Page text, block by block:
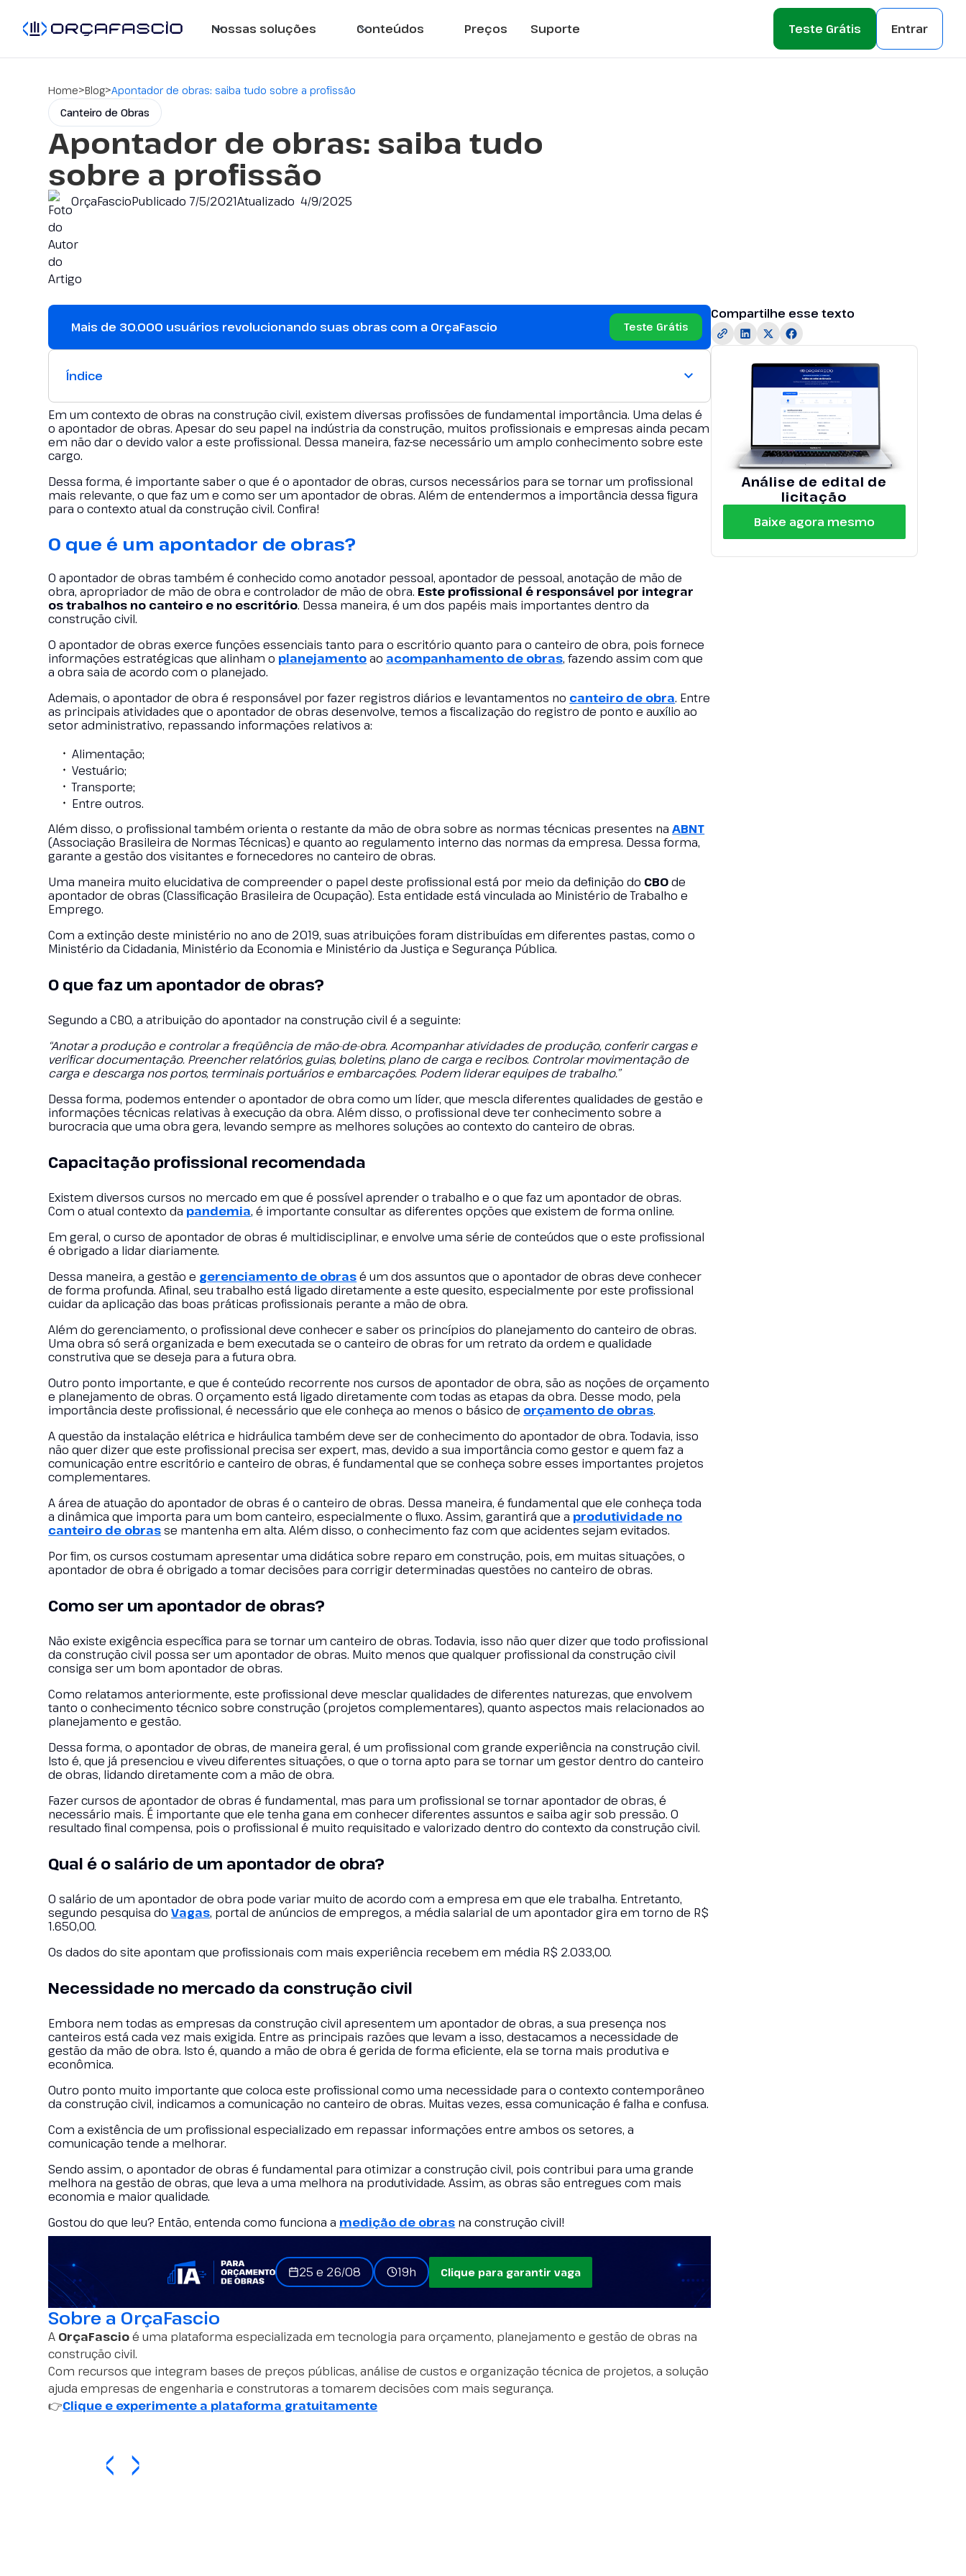
Nossas soluções Conteúdos Preços Suporte Teste Grátis Entrar
Home>Blog>Apontador de obras: saiba tudo sobre a profissão
Canteiro de Obras
Apontador de obras: saiba tudo
sobre a profissão
OrçaFascioPublicado 7/5/2021Atualizado4/9/2025
Mais de 30.000 usuários revolucionando suas obras com a OrçaFascio Teste Grátis
Índice
Em um contexto de obras na construção civil, existem diversas profissões de fundamental importância. Uma delas é
o apontador de obras. Apesar do seu papel na indústria da construção, muitos profissionais e empresas ainda pecam
em não dar o devido valor a este profissional. Dessa maneira, faz-se necessário um amplo conhecimento sobre este
cargo.
Dessa forma, é importante saber o que é o apontador de obras, cursos necessários para se tornar um profissional
mais relevante, o que faz um e como ser um apontador de obras. Além de entendermos a importância dessa figura
para o contexto atual da construção civil. Confira!
O que é um apontador de obras?
O apontador de obras também é conhecido como anotador pessoal, apontador de pessoal, anotação de mão de
obra, apropriador de mão de obra e controlador de mão de obra. Este profissional é responsável por integrar
os trabalhos no canteiro e no escritório. Dessa maneira, é um dos papéis mais importantes dentro da
construção civil.
O apontador de obras exerce funções essenciais tanto para o escritório quanto para o canteiro de obra, pois fornece
informações estratégicas que alinham o planejamentoao acompanhamento de obras, fazendo assim com que
a obra saia de acordo com o planejado.
Ademais, o apontador de obra é responsável por fazer registros diários e levantamentos no canteiro de obra. Entre
as principais atividades que o apontador de obras desenvolve, temos a fiscalização do registro de ponto e auxílio ao
setor administrativo, repassando informações relativos a:
Alimentação;
Vestuário;
Transporte;
Entre outros.
Além disso, o profissional também orienta o restante da mão de obra sobre as normas técnicas presentes naABNT
(Associação Brasileira de Normas Técnicas) e quanto ao regulamento interno das normas da empresa. Dessa forma,
garante a gestão dos visitantes e fornecedores no canteiro de obras.
Uma maneira muito elucidativa de compreender o papel deste profissional está por meio da definição do CBOde
apontador de obras (Classificação Brasileira de Ocupação). Esta entidade está vinculada ao Ministério de Trabalho e
Emprego.
Com a extinção deste ministério no ano de 2019, suas atribuições foram distribuídas em diferentes pastas, como o
Ministério da Cidadania, Ministério da Economia e Ministério da Justiça e Segurança Pública.
O que faz um apontador de obras?
Segundo a CBO, a atribuição do apontador na construção civil é a seguinte:
“Anotar a produção e controlar a freqüência de mão-de-obra. Acompanhar atividades de produção, conferir cargas e
verificar documentação. Preencher relatórios, guias, boletins, plano de carga e recibos. Controlar movimentação de
carga e descarga nos portos, terminais portuários e embarcações. Podem liderar equipes de trabalho.”
Dessa forma, podemos entender o apontador de obra como um líder, que mescla diferentes qualidades de gestão e
informações técnicas relativas à execução da obra. Além disso, o profissional deve ter conhecimento sobre a
burocracia que uma obra gera, levando sempre as melhores soluções ao contexto do canteiro de obras.
Capacitação profissional recomendada
Existem diversos cursos no mercado em que é possível aprender o trabalho e o que faz um apontador de obras.
Com o atual contexto da pandemia, é importante consultar as diferentes opções que existem de forma online.
Em geral, o curso de apontador de obras é multidisciplinar, e envolve uma série de conteúdos que o este profissional
é obrigado a lidar diariamente.
Dessa maneira, a gestão e gerenciamento de obrasé um dos assuntos que o apontador de obras deve conhecer
de forma profunda. Afinal, seu trabalho está ligado diretamente a este quesito, especialmente por este profissional
cuidar da aplicação das boas práticas profissionais perante a mão de obra.
Além do gerenciamento, o profissional deve conhecer e saber os princípios do planejamento do canteiro de obras.
Uma obra só será organizada e bem executada se o canteiro de obras for um retrato da ordem e qualidade
construtiva que se deseja para a futura obra.
Outro ponto importante, e que é conteúdo recorrente nos cursos de apontador de obra, são as noções de orçamento
e planejamento de obras. O orçamento está ligado diretamente com todas as etapas da obra. Desse modo, pela
importância deste profissional, é necessário que ele conheça ao menos o básico de orçamento de obras.
A questão da instalação elétrica e hidráulica também deve ser de conhecimento do apontador de obra. Todavia, isso
não quer dizer que este profissional precisa ser expert, mas, devido a sua importância como gestor e quem faz a
comunicação entre escritório e canteiro de obras, é fundamental que se conheça sobre esses importantes projetos
complementares.
A área de atuação do apontador de obras é o canteiro de obras. Dessa maneira, é fundamental que ele conheça toda
a dinâmica que importa para um bom canteiro, especialmente o fluxo. Assim, garantirá que a produtividade no
canteiro de obrasse mantenha em alta. Além disso, o conhecimento faz com que acidentes sejam evitados.
Por fim, os cursos costumam apresentar uma didática sobre reparo em construção, pois, em muitas situações, o
apontador de obra é obrigado a tomar decisões para corrigir determinadas questões no canteiro de obras.
Como ser um apontador de obras?
Não existe exigência específica para se tornar um canteiro de obras. Todavia, isso não quer dizer que todo profissional
da construção civil possa ser um apontador de obras. Muito menos que qualquer profissional da construção civil
consiga ser um bom apontador de obras.
Como relatamos anteriormente, este profissional deve mesclar qualidades de diferentes naturezas, que envolvem
tanto o conhecimento técnico sobre construção (projetos complementares), quanto aspectos mais relacionados ao
planejamento e gestão.
Dessa forma, o apontador de obras, de maneira geral, é um profissional com grande experiência na construção civil.
Isto é, que já presenciou e viveu diferentes situações, o que o torna apto para se tornar um gestor dentro do canteiro
de obras, lidando diretamente com a mão de obra.
Fazer cursos de apontador de obras é fundamental, mas para um profissional se tornar apontador de obras, é
necessário mais. É importante que ele tenha gana em conhecer diferentes assuntos e saiba agir sob pressão. O
resultado final compensa, pois o profissional é muito requisitado e valorizado dentro do contexto da construção civil.
Qual é o salário de um apontador de obra?
O salário de um apontador de obra pode variar muito de acordo com a empresa em que ele trabalha. Entretanto,
segundo pesquisa doVagas, portal de anúncios de empregos, a média salarial de um apontador gira em torno de R$
1.650,00.
Os dados do site apontam que profissionais com mais experiência recebem em média R$ 2.033,00.
Necessidade no mercado da construção civil
Embora nem todas as empresas da construção civil apresentem um apontador de obras, a sua presença nos
canteiros está cada vez mais exigida. Entre as principais razões que levam a isso, destacamos a necessidade de
gestão da mão de obra. Isto é, quando a mão de obra é gerida de forma eficiente, ela se torna mais produtiva e
econômica.
Outro ponto muito importante que coloca este profissional como uma necessidade para o contexto contemporâneo
da construção civil, indicamos a comunicação no canteiro de obras. Muitas vezes, essa comunicação é falha e confusa.
Com a existência de um profissional especializado em repassar informações entre ambos os setores, a
comunicação tende a melhorar.
Sendo assim, o apontador de obras é fundamental para otimizar a construção civil, pois contribui para uma grande
melhora na gestão de obras, que leva a uma melhora na produtividade. Assim, as obras são entregues com mais
economia e maior qualidade.
Gostou do que leu? Então, entenda como funciona a medição de obras na construção civil!
25 e 26/08 19h Clique para garantir vaga
Sobre a OrçaFascio
A OrçaFascioé uma plataforma especializada em tecnologia para orçamento, planejamento e gestão de obras na
construção civil.
Com recursos que integram bases de preços públicas, análise de custos e organização técnica de projetos, a solução
ajuda empresas de engenharia e construtoras a tomarem decisões com mais segurança.
👉Clique e experimente a plataforma gratuitamente
Compartilhe esse texto
Análise de edital de
licitação
Baixe agora mesmo